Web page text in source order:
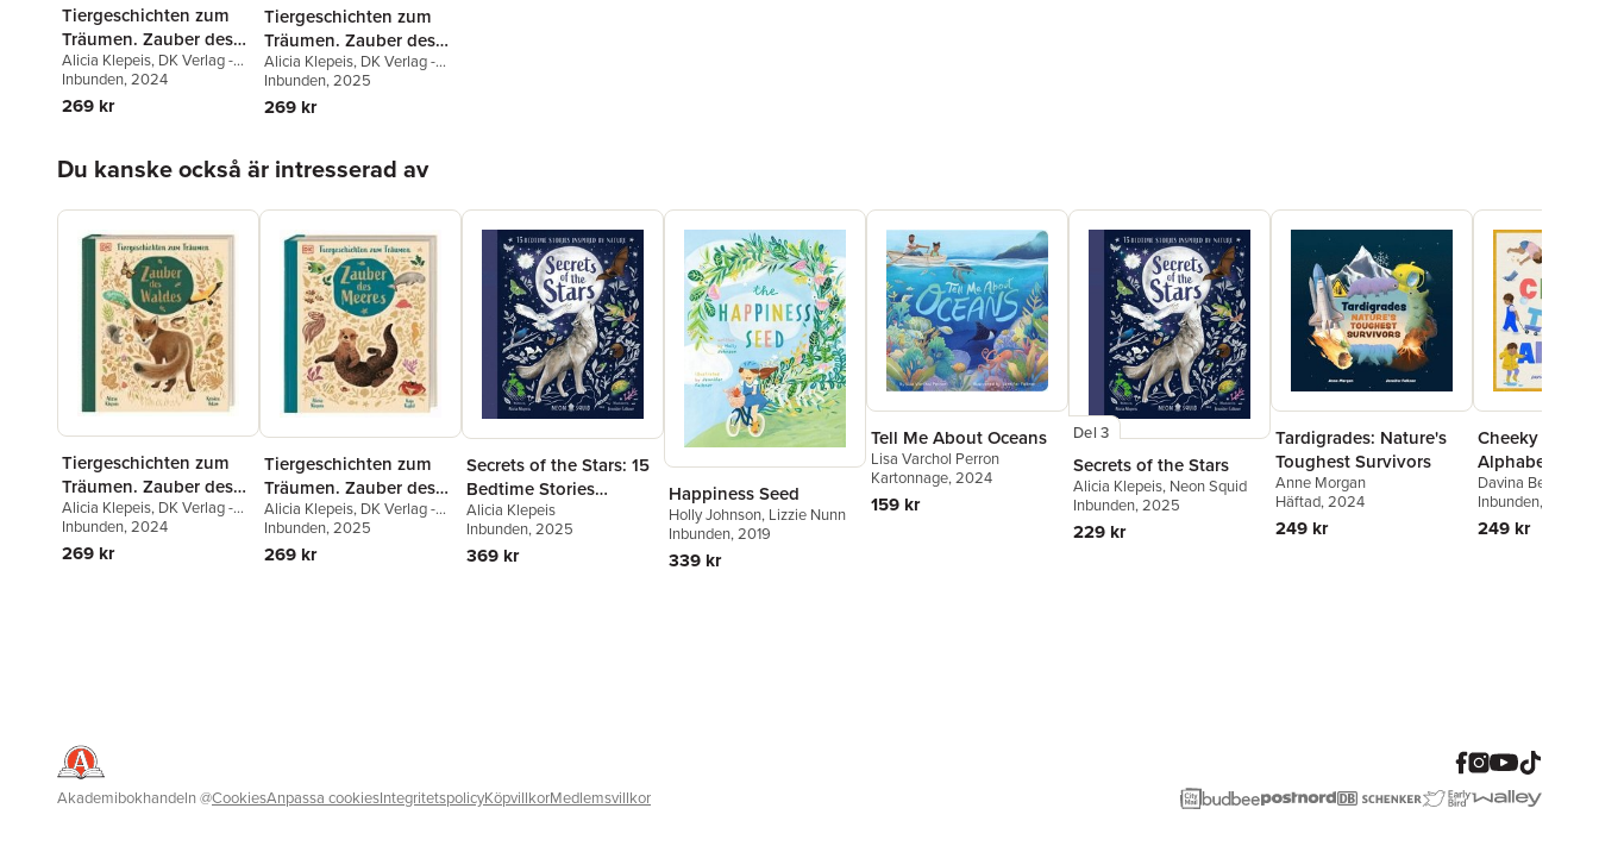
Tiergeschichten zum
Träumen. Zauber des
Waldes
Alicia Klepeis, DK Verlag -
Kids
Inbunden, 2024
269 kr
Tiergeschichten zum
Träumen. Zauber des
Meeres
Alicia Klepeis, DK Verlag -
Kids
Inbunden, 2025
269 kr
Du kanske också är intresserad av
Tiergeschichten zum
Träumen. Zauber des
Waldes
Alicia Klepeis, DK Verlag -
Kids
Inbunden, 2024
269 kr
Tiergeschichten zum
Träumen. Zauber des
Meeres
Alicia Klepeis, DK Verlag -
Kids
Inbunden, 2025
269 kr
Secrets of the Stars: 15
Bedtime Stories
Inspired by Nature
Alicia Klepeis
Inbunden, 2025
369 kr
Happiness Seed
Holly Johnson, Lizzie Nunn
Inbunden, 2019
339 kr
Tell Me About Oceans
Lisa Varchol Perron
Kartonnage, 2024
159 kr
Del 3
Secrets of the Stars
Alicia Klepeis, Neon Squid
Inbunden, 2025
229 kr
Tardigrades: Nature's
Toughest Survivors
Anne Morgan
Häftad, 2024
249 kr
Cheeky
Alphabet
Davina Bell
Inbunden, 2024
249 kr
Akademibokhandeln@CookiesAnpassa cookiesIntegritetspolicyKöpvillkorMedlemsvillkor